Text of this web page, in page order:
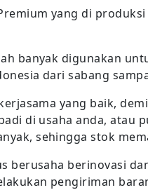
yang di
banyak digunakan
dari sabang
yang baik,
di usaha anda, atau
sehingga stok
berusaha berinovasi
pengiriman